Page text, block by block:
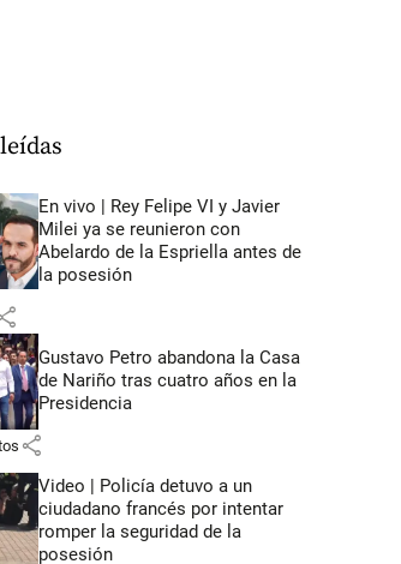
En vivo | Rey Felipe VI y Javier
Milei ya se reunieron con
Abelardo de la Espriella antes de
la posesión
Gustavo Petro abandona la Casa
de Nariño tras cuatro años en la
Presidencia
share
Video | Policía detuvo a un
ciudadano francés por intentar
romper la seguridad de la
posesión